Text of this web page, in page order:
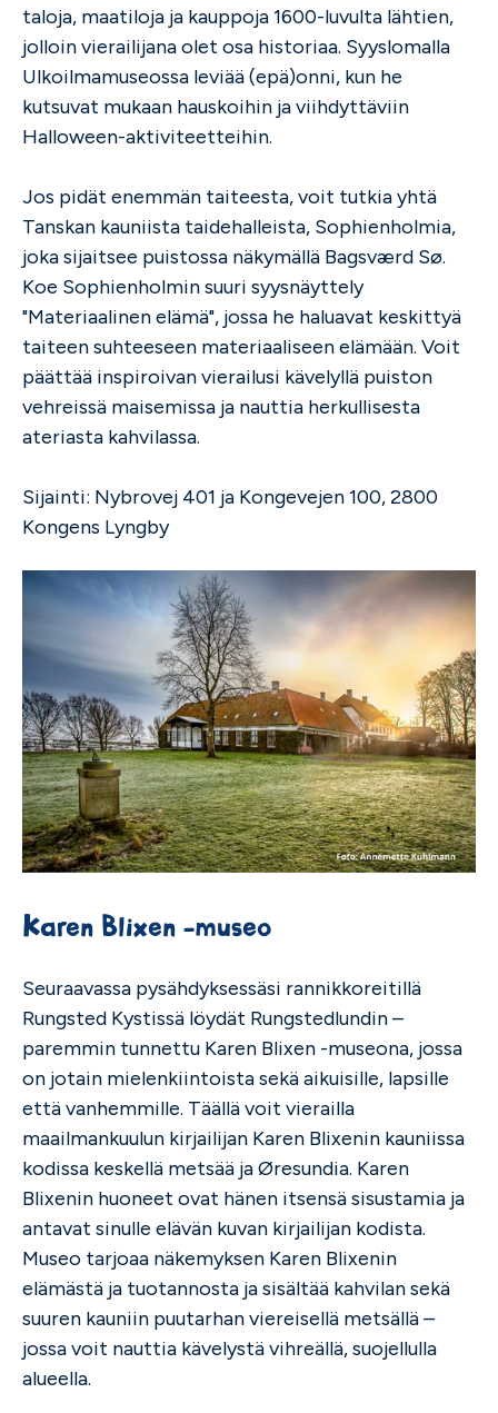
taloja, maatiloja ja kauppoja 1600-luvulta lähtien,
jolloin vierailijana olet osa historiaa. Syyslomalla
Ulkoilmamuseossa leviää (epä)onni, kun he
kutsuvat mukaan hauskoihin ja viihdyttäviin
Halloween-aktiviteetteihin.
Jos pidät enemmän taiteesta, voit tutkia yhtä
Tanskan kauniista taidehalleista, Sophienholmia,
joka sijaitsee puistossa näkymällä Bagsværd Sø.
Koe Sophienholmin suuri syysnäyttely
"Materiaalinen elämä", jossa he haluavat keskittyä
taiteen suhteeseen materiaaliseen elämään. Voit
päättää inspiroivan vierailusi kävelyllä puiston
vehreissä maisemissa ja nauttia herkullisesta
ateriasta kahvilassa.
Sijainti: Nybrovej 401 ja Kongevejen 100, 2800
Kongens Lyngby
Karen Blixen -museo
Seuraavassa pysähdyksessäsi rannikkoreitillä
Rungsted Kystissä löydät Rungstedlundin –
paremmin tunnettu Karen Blixen -museona, jossa
on jotain mielenkiintoista sekä aikuisille, lapsille
että vanhemmille. Täällä voit vierailla
maailmankuulun kirjailijan Karen Blixenin kauniissa
kodissa keskellä metsää ja Øresundia. Karen
Blixenin huoneet ovat hänen itsensä sisustamia ja
antavat sinulle elävän kuvan kirjailijan kodista.
Museo tarjoaa näkemyksen Karen Blixenin
elämästä ja tuotannosta ja sisältää kahvilan sekä
suuren kauniin puutarhan viereisellä metsällä –
jossa voit nauttia kävelystä vihreällä, suojellulla
alueella.